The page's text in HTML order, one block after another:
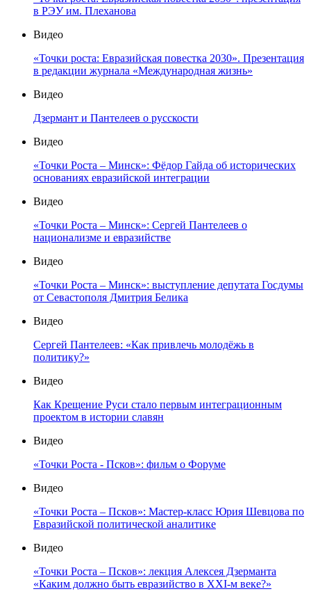
в РЭУ им. Плеханова
Видео
«Точки роста: Евразийская повестка 2030». Презентация
в редакции журнала «Международная жизнь»
Видео
Дзермант и Пантелеев о русскости
Видео
«Точки Роста – Минск»: Фёдор Гайда об исторических
основаниях евразийской интеграции
Видео
«Точки Роста – Минск»: Сергей Пантелеев о
национализме и евразийстве
Видео
«Точки Роста – Минск»: выступление депутата Госдумы
от Севастополя Дмитрия Белика
Видео
Сергей Пантелеев: «Как привлечь молодёжь в
политику?»
Видео
Как Крещение Руси стало первым интеграционным
проектом в истории славян
Видео
«Точки Роста - Псков»: фильм о Форуме
Видео
«Точки Роста – Псков»: Мастер-класс Юрия Шевцова по
Евразийской политической аналитике
Видео
«Точки Роста – Псков»: лекция Алексея Дзерманта
«Каким должно быть евразийство в XXI-м веке?»